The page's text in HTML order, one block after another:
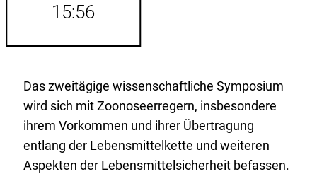
15:56
Das zweitägige wissenschaftliche Symposium
wird sich mit Zoonoseerregern, insbesondere
ihrem Vorkommen und ihrer Übertragung
entlang der Lebensmittelkette und weiteren
Aspekten der Lebensmittelsicherheit befassen.